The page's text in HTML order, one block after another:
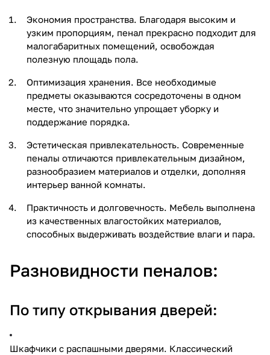
Экономия пространства. Благодаря высоким и
узким пропорциям, пенал прекрасно подходит для
малогабаритных помещений, освобождая
полезную площадь пола.
Оптимизация хранения. Все необходимые
предметы оказываются сосредоточены в одном
месте, что значительно упрощает уборку и
поддержание порядка.
Эстетическая привлекательность. Современные
пеналы отличаются привлекательным дизайном,
разнообразием материалов и отделки, дополняя
интерьер ванной комнаты.
Практичность и долговечность. Мебель выполнена
из качественных влагостойких материалов,
способных выдерживать воздействие влаги и пара.
Разновидности пеналов:
По типу открывания дверей:
Шкафчики с распашными дверями. Классический